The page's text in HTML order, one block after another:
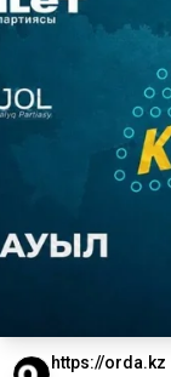
https://orda.kz